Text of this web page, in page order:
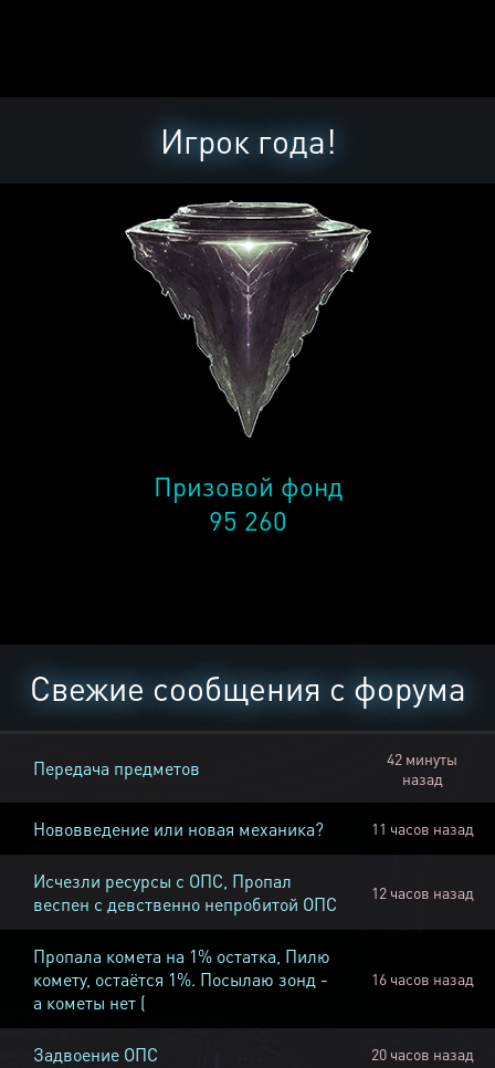
Игрок года!
Призовой фонд
95 260
Свежие сообщения с форума
Передача предметов
42 минуты
назад
Нововведение или новая механика? 11 часов назад
Исчезли ресурсы с ОПС, Пропал
веспен с девственно непробитой ОПС
12 часов назад
Пропала комета на 1% остатка, Пилю
комету, остаётся 1%. Посылаю зонд -
а кометы нет (
16 часов назад
Задвоение ОПС 20 часов назад